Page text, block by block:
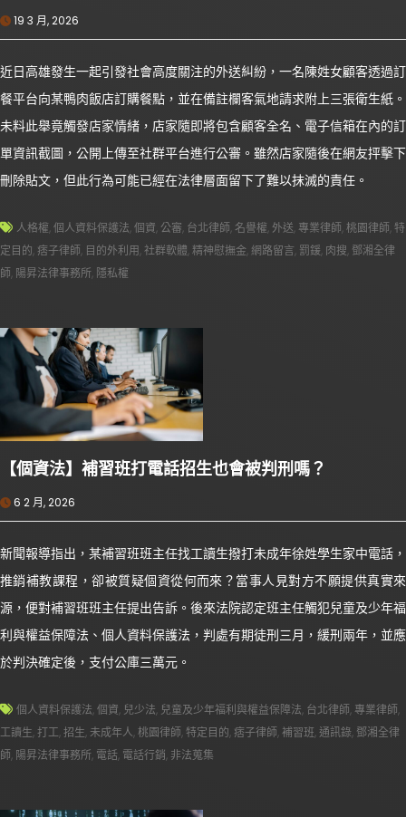
19 3 月, 2026
近日高雄發生一起引發社會高度關注的外送糾紛，一名陳姓女顧客透過訂
餐平台向某鴨肉飯店訂購餐點，並在備註欄客氣地請求附上三張衛生紙。
未料此舉竟觸發店家情緒，店家隨即將包含顧客全名、電子信箱在內的訂
單資訊截圖，公開上傳至社群平台進行公審。雖然店家隨後在網友抨擊下
刪除貼文，但此行為可能已經在法律層面留下了難以抹滅的責任。
人格權,個人資料保護法,個資, 公審, 台北律師,名譽權, 外送, 專業律師,桃園律師,特
定目的, 痞子律師, 目的外利用,社群軟體,精神慰撫金, 網路留言, 罰鍰, 肉搜, 鄧湘全律
師, 陽昇法律事務所, 隱私權
【個資法】補習班打電話招生也會被判刑嗎？
6 2 月, 2026
新聞報導指出，某補習班班主任找工讀生撥打未成年徐姓學生家中電話，
推銷補教課程，卻被質疑個資從何而來？當事人見對方不願提供真實來
源，便對補習班班主任提出告訴。後來法院認定班主任觸犯兒童及少年福
利與權益保障法、個人資料保護法，判處有期徒刑三月，緩刑兩年，並應
於判決確定後，支付公庫三萬元。
個人資料保護法,個資, 兒少法, 兒童及少年福利與權益保障法, 台北律師, 專業律師,
工讀生,打工,招生, 未成年人,桃園律師,特定目的, 痞子律師,補習班,通訊錄, 鄧湘全律
師, 陽昇法律事務所, 電話, 電話行銷, 非法蒐集